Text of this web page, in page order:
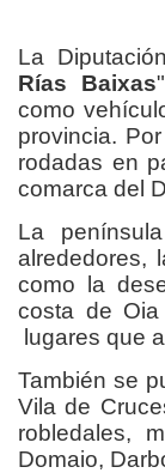
La
Rías Baixas
como
provincia.
rodadas en
comarca del
La
alrededores,
como la
costa de
lugares que
También se
Vila de
robledales,
Domaio,